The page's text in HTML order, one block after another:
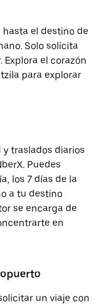
el destino de
Solo solicita
Explora el corazón
para explorar
traslados diarios
Puedes
los 7 días de la
a tu destino
se encarga de
en
un viaje con